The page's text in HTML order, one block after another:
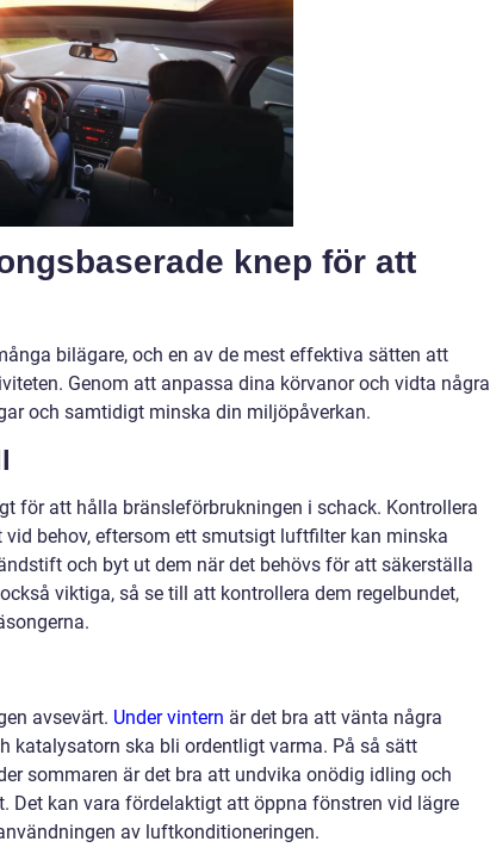
knep för att
bilägare, och en av de mest effektiva sätten att
Genom att anpassa dina körvanor och vidta några
och samtidigt minska din miljöpåverkan.
för att hålla bränsleförbrukningen i schack. Kontrollera
behov, eftersom ett smutsigt luftfilter kan minska
och byt ut dem när det behövs för att säkerställa
viktiga, så se till att kontrollera dem regelbundet,
avsevärt. Under vintern är det bra att vänta några
katalysatorn ska bli ordentligt varma. På så sätt
sommaren är det bra att undvika onödig idling och
Det kan vara fördelaktigt att öppna fönstren vid lägre
av luftkonditioneringen.